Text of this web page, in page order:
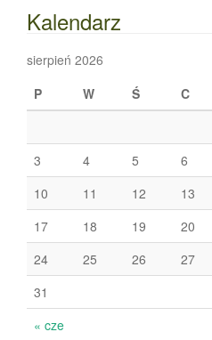
Kalendarz
sierpień 2026
P
W Ś C
« cze
3
4 5 6
10
11 12 13
17
18 19 20
24
25 26 27
31